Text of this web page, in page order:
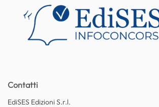
Contatti
EdiSES Edizioni S.r.l.